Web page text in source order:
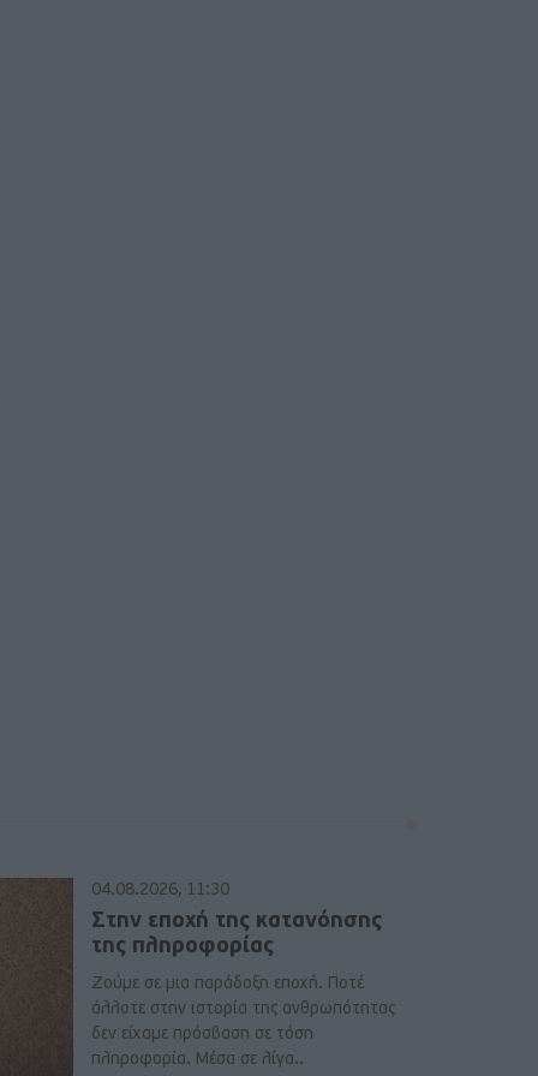
04.08.2026, 11:30
Στην εποχή της κατανόησης
της πληροφορίας
Ζούμε σε μια παράδοξη εποχή. Ποτέ
άλλοτε στην ιστορία της ανθρωπότητας
δεν είχαμε πρόσβαση σε τόση
πληροφορία. Μέσα σε λίγα..